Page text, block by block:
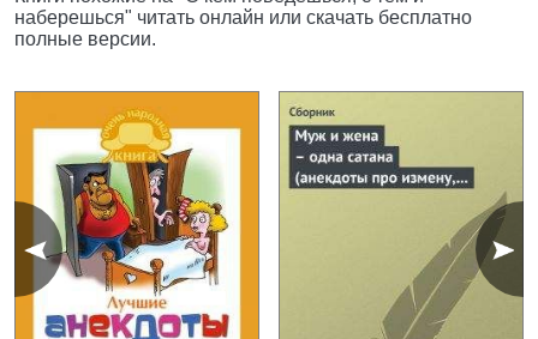
наберешься" читать онлайн или скачать бесплатно
полные версии.